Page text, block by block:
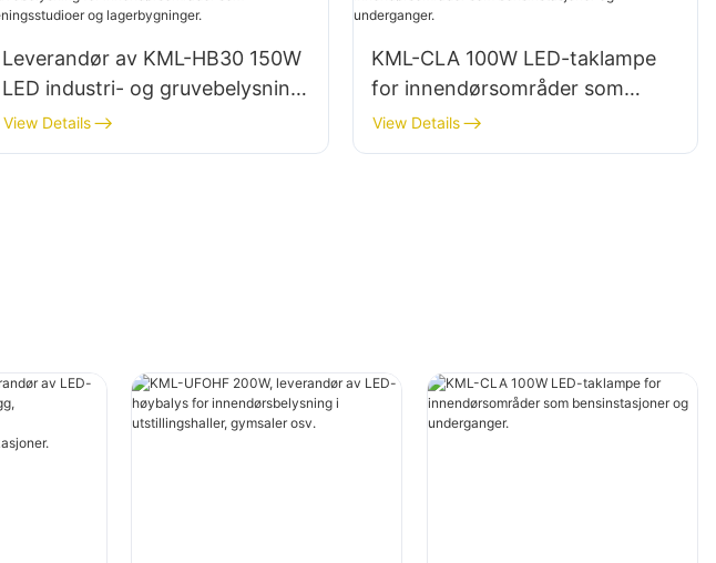
Leverandør av KML-HB30 150W
LED industri- og gruvebelysning
for innendørsområder som
treningsstudioer og
View Details
KML-CLA 100W LED-taklampe
for innendørsområder som
bensinstasjoner og
underganger.
View Details